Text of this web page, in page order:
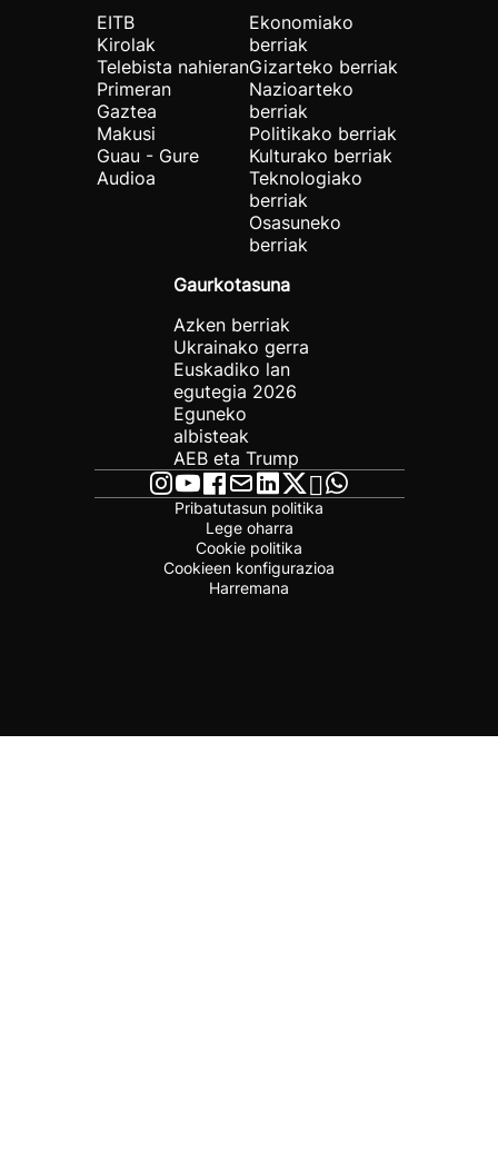
EITB
Kirolak
Telebista nahieran
Primeran
Gaztea
Makusi
Guau - Gure
Audioa
Ekonomiako
berriak
Gizarteko berriak
Nazioarteko
berriak
Politikako berriak
Kulturako berriak
Teknologiako
berriak
Osasuneko
berriak
Gaurkotasuna
Azken berriak
Ukrainako gerra
Euskadiko lan
egutegia 2026
Eguneko
albisteak
AEB eta Trump
Pribatutasun politika
Lege oharra
Cookie politika
Cookieen konfigurazioa
Harremana